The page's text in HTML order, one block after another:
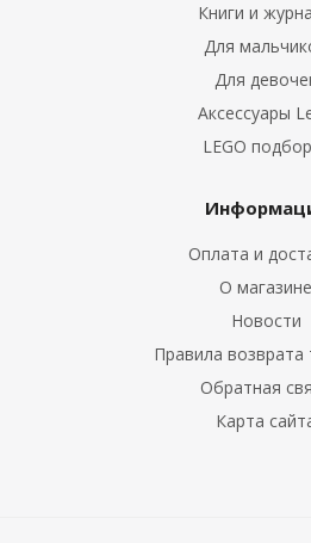
Книги и
Для
Для
Аксессуары
LEGO
Оплата и
О магазине
Новости
Правила возврата
Обратная
Карта